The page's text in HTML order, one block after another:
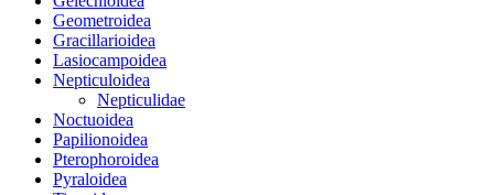
Geometroidea
Gracillarioidea
Lasiocampoidea
Nepticuloidea
Nepticulidae
Noctuoidea
Papilionoidea
Pterophoroidea
Pyraloidea